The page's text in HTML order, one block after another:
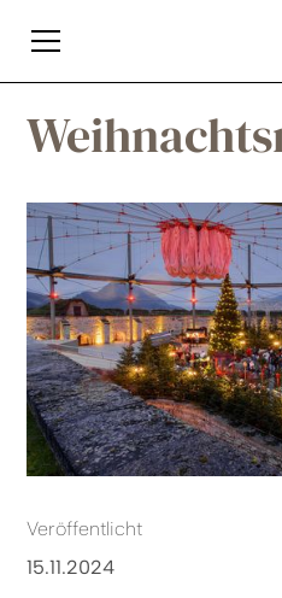
Veröffentlicht
15.11.2024